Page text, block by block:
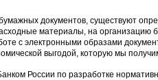
документов, существуют
материалы, на организацию
с электронными образами
выгодой, которую мы
России по разработке